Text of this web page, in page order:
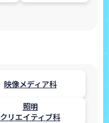
映像メディア科
照明
クリエイティブ科